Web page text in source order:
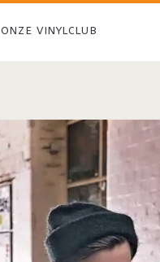
ONZE VINYLCLUB